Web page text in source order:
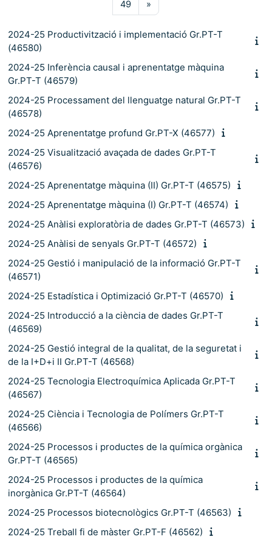
49Pàgina 49
»
2024-25 Productivització i implementació Gr.PT-T
(46580)
2024-25 Inferència causal i aprenentatge màquina
Gr.PT-T (46579)
2024-25 Processament del llenguatge natural Gr.PT-T
(46578)
2024-25 Aprenentatge profund Gr.PT-X (46577)
2024-25 Visualització avaçada de dades Gr.PT-T
(46576)
2024-25 Aprenentatge màquina (II) Gr.PT-T (46575)
2024-25 Aprenentatge màquina (I) Gr.PT-T (46574)
2024-25 Anàlisi exploratòria de dades Gr.PT-T (46573)
2024-25 Anàlisi de senyals Gr.PT-T (46572)
2024-25 Gestió i manipulació de la informació Gr.PT-T
(46571)
2024-25 Estadística i Optimizació Gr.PT-T (46570)
2024-25 Introducció a la ciència de dades Gr.PT-T
(46569)
2024-25 Gestió integral de la qualitat, de la seguretat i
de la I+D+i II Gr.PT-T (46568)
2024-25 Tecnologia Electroquímica Aplicada Gr.PT-T
(46567)
2024-25 Ciència i Tecnologia de Polímers Gr.PT-T
(46566)
2024-25 Processos i productes de la química orgànica
Gr.PT-T (46565)
2024-25 Processos i productes de la química
inorgànica Gr.PT-T (46564)
2024-25 Processos biotecnològics Gr.PT-T (46563)
2024-25 Treball fi de màster Gr.PT-F (46562)